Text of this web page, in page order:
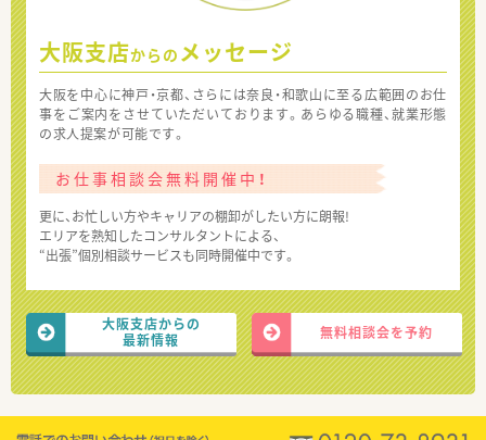
大阪支店からの メッセージ
大阪を中心に神戸・京都、さらには奈良・和歌山に至る広範囲のお仕
事をご案内をさせていただいております。あらゆる職種、就業形態
の求人提案が可能です。
お仕事相談会無料開催中！
更に、お忙しい方やキャリアの棚卸がしたい方に朗報!
エリアを熟知したコンサルタントによる、
“出張”個別相談サービスも同時開催中です。
大阪支店からの
最新情報
無料相談会を予約